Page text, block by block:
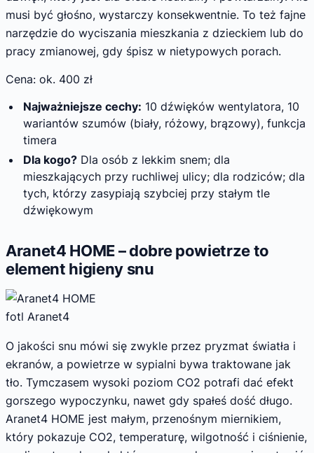
musi być głośno, wystarczy konsekwentnie. To też fajne
narzędzie do wyciszania mieszkania z dzieckiem lub do
pracy zmianowej, gdy śpisz w nietypowych porach.
Cena: ok. 400 zł
Najważniejsze cechy: 10 dźwięków wentylatora, 10
wariantów szumów (biały, różowy, brązowy), funkcja
timera
Dla kogo?Dla osób z lekkim snem; dla
mieszkających przy ruchliwej ulicy; dla rodziców; dla
tych, którzy zasypiają szybciej przy stałym tle
dźwiękowym
Aranet4 HOME – dobre powietrze to
element higieny snu
fotl Aranet4
O jakości snu mówi się zwykle przez pryzmat światła i
ekranów, a powietrze w sypialni bywa traktowane jak
tło. Tymczasem wysoki poziom CO2 potrafi dać efekt
gorszego wypoczynku, nawet gdy spałeś dość długo.
Aranet4 HOME jest małym, przenośnym miernikiem,
który pokazuje CO2, temperaturę, wilgotność i ciśnienie,